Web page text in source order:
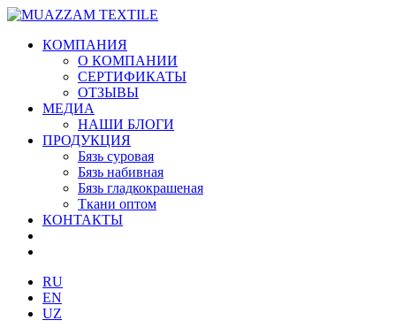
КОМПАНИЯ
О КОМПАНИИ
СЕРТИФИКАТЫ
ОТЗЫВЫ
МЕДИА
НАШИ БЛОГИ
ПРОДУКЦИЯ
Бязь суровая
Бязь набивная
Бязь гладкокрашеная
Ткани оптом
КОНТАКТЫ
RU
EN
UZ